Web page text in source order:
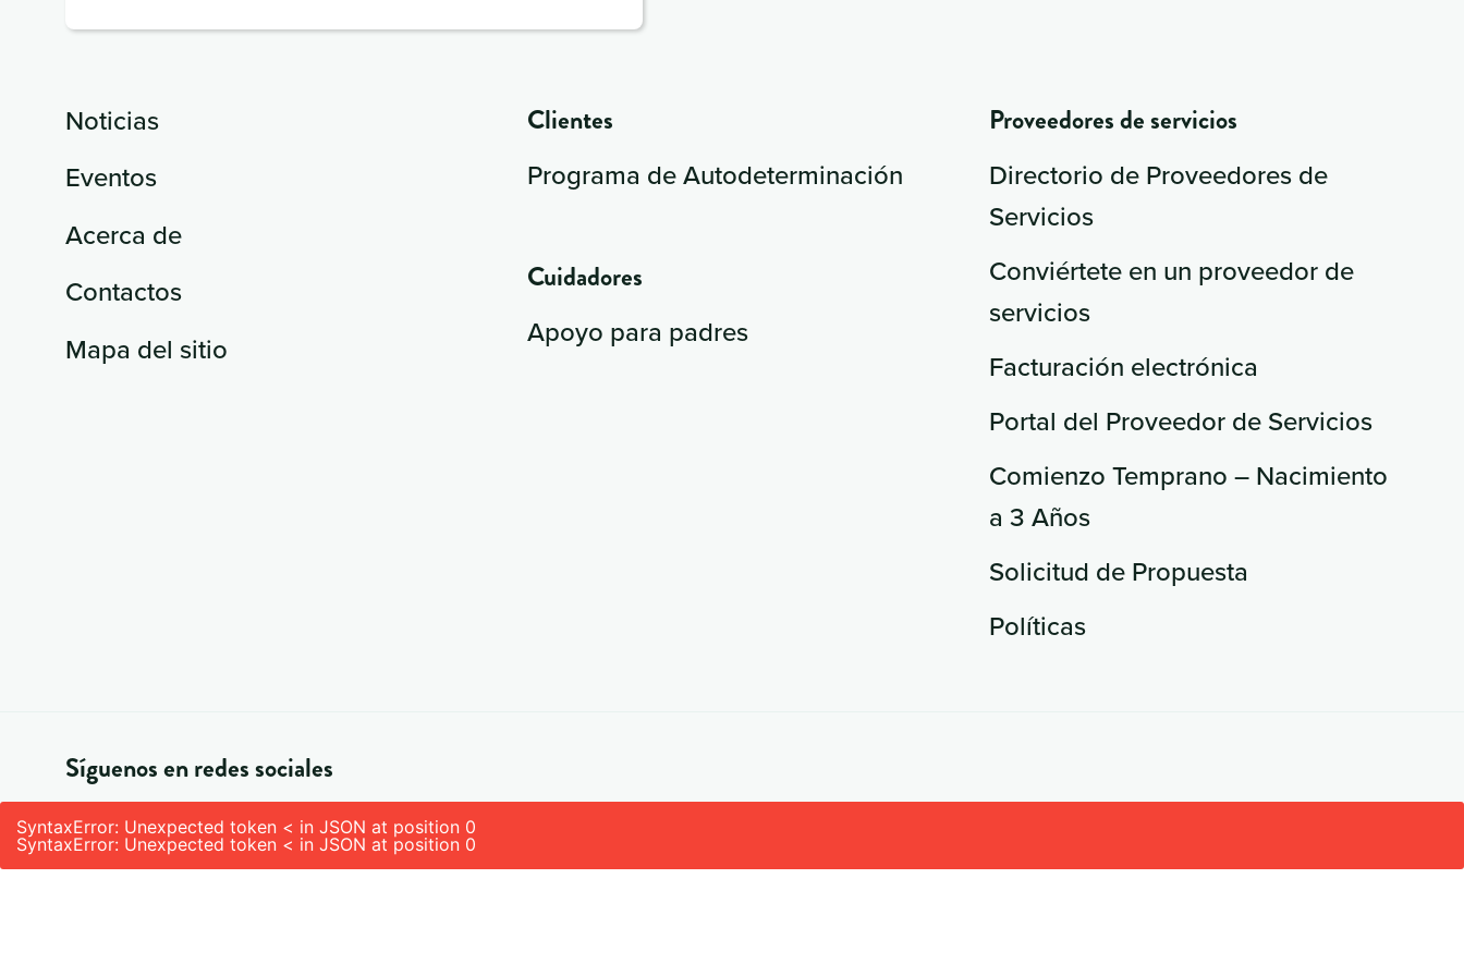
Noticias
Eventos
Acerca de
Contactos
Mapa del sitio
Clientes
Programa de Autodeterminación
Cuidadores
Apoyo para padres
Proveedores de servicios
Directorio de Proveedores de
Servicios
Conviértete en un proveedor de
servicios
Facturación electrónica
Portal del Proveedor de Servicios
Comienzo Temprano – Nacimiento
a 3 Años
Solicitud de Propuesta
Políticas
Síguenos en redes sociales
SyntaxError: Unexpected token < in JSON at position 0
SyntaxError: Unexpected token < in JSON at position 0